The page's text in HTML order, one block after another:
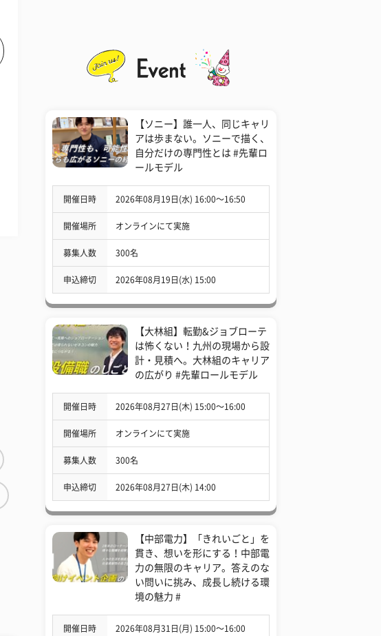
【ソニー】誰一人、同じキャリ
アは歩まない。ソニーで描く、
自分だけの専門性とは #先輩ロ
ールモデル
開催日時 2026年08月19日(水) 16:00〜16:50
開催場所 オンラインにて実施
募集人数 300名
申込締切 2026年08月19日(水) 15:00
【大林組】転勤&ジョブローテ
は怖くない！九州の現場から設
計・見積へ。大林組のキャリア
の広がり #先輩ロールモデル
開催日時 2026年08月27日(木) 15:00〜16:00
開催場所 オンラインにて実施
募集人数 300名
申込締切 2026年08月27日(木) 14:00
【中部電力】「きれいごと」を
貫き、想いを形にする！中部電
力の無限のキャリア。答えのな
い問いに挑み、成長し続ける環
境の魅力 #
開催日時 2026年08月31日(月) 15:00〜16:00